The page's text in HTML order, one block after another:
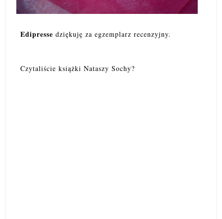
Edipresse dziękuję za egzemplarz recenzyjny.
Czytaliście książki Nataszy Sochy?